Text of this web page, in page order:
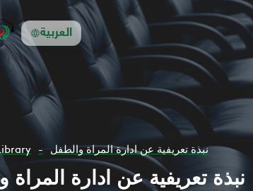
العربية
نبذة تعريفية عن ادارة المراة والطفل
نبذة تعريفية عن ادارة المراة